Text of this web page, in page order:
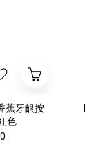
蕉牙齦按
色